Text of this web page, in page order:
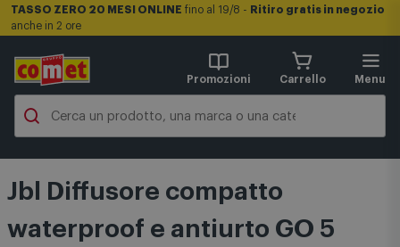
TASSO ZERO 20 MESI ONLINE fino al 19/8 - Ritiro gratis in negozio
anche in 2 ore
Promozioni Carrello Menu
Jbl Diffusore compatto
waterproof e antiurto GO 5